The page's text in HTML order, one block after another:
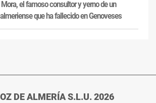
Mora, el famoso consultor y yerno de un
que ha fallecido en Genoveses
DE ALMERÍA S.L.U. 2026